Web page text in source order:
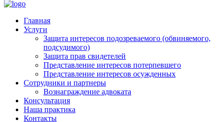
Главная
Услуги
Защита интересов подозреваемого (обвиняемого,
подсудимого)
Защита прав свидетелей
Представление интересов потерпевшего
Представление интересов осужденных
Сотрудники и партнеры
Вознаграждение адвоката
Консультация
Наша практика
Контакты